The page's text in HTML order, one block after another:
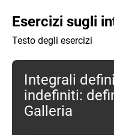
Esercizi sugli
Testo degli esercizi
Integrali
indefiniti:
Galleria